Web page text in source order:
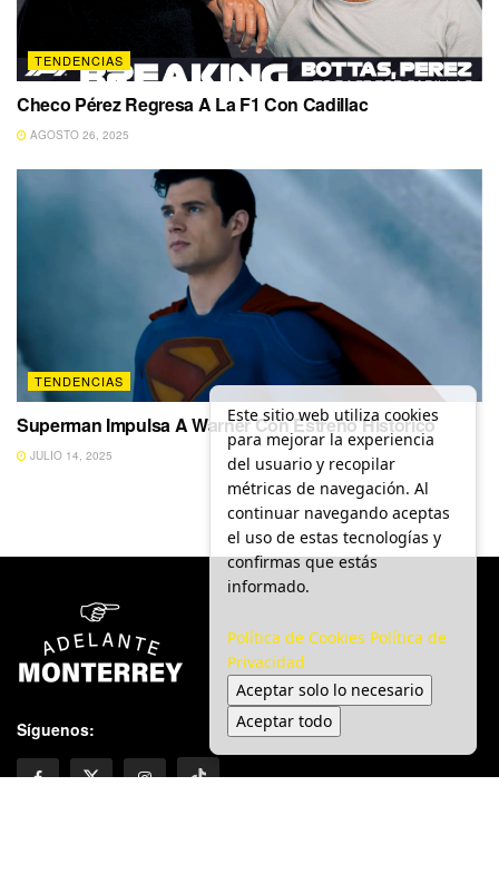
TENDENCIAS
Checo Pérez Regresa A La F1 Con Cadillac
AGOSTO 26, 2025
TENDENCIAS
Superman Impulsa A Warner Con Estreno Histórico
JULIO 14, 2025
Síguenos:
Este sitio web utiliza cookies
para mejorar la experiencia
del usuario y recopilar
métricas de navegación. Al
continuar navegando aceptas
el uso de estas tecnologías y
confirmas que estás
informado.
Política de Cookies Política de
Privacidad
Aceptar solo lo necesario
Aceptar todo